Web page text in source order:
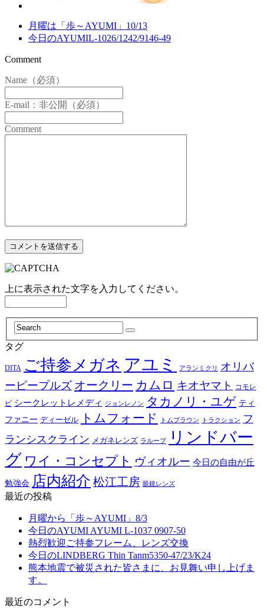
月曜は「歩～AYUMI」10/13
今日のAYUMIL-1026/1242/9146-49
Comment
Name（必須）
E-mail：非公開（必須）
Comment
上に表示された文字を入力してください。
タグ
DITA ご持参メガネ アユミ アランミクリ
オリバ
ーピープルズ オークリー カムロ キオヤマト
コモレ
ビ シークレットレメディ ジョンレノン タカノリ・ユゲ ティ
ファニー ディーゼル トムフォード トムブラウン トラクション フ
ランシスクライン メガネレンズ ラループ
リンドバー
グ ワイ・コンセプト ヴィオルー 今日の自由が丘
勉強会 店内紹介 松江工房 眼鏡レンズ
最近の投稿
月曜から「歩～AYUMI」8/3
今日のAYUMI AYUMI L-1037 0907-50
熱烈歓迎ご持参フレーム、レンズ交換
今日のLINDBERG Thin Tanm5350-47/23/K24
熊本地震で被災された皆さまに、お見舞い申し上げま
す。
最近のコメント